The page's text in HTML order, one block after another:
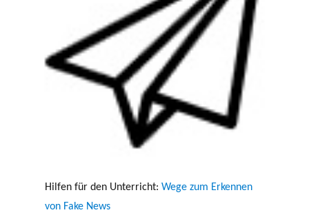
Hilfen für den Unterricht: Wege zum Erkennen
von Fake News